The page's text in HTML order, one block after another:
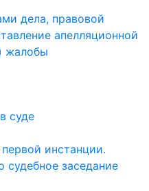
дела, правовой
апелляционной
жалобы
суде
инстанции.
судебное заседание